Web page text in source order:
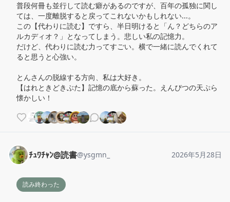
普段何冊も並行して読む癖があるのですが、百年の孤独に関し
ては、一度離脱すると戻ってこれないかもしれない...。
この【代わりに読む】ですら、半日明けると「ん？どちらのア
ルカディオ？」となってしまう。悲しい私の記憶力。
だけど、代わりに読む力ってすごい。横で一緒に読んでくれて
ると思うと心強い。
とんさんの脱線する方向、私は大好き。
【はれときどきぶた】記憶の底から蘇った。えんぴつの天ぷら
懐かしい！
ﾁｭﾜﾁｬﾝ@読書@ysgmn_ 2026年5月28日
読み終わった